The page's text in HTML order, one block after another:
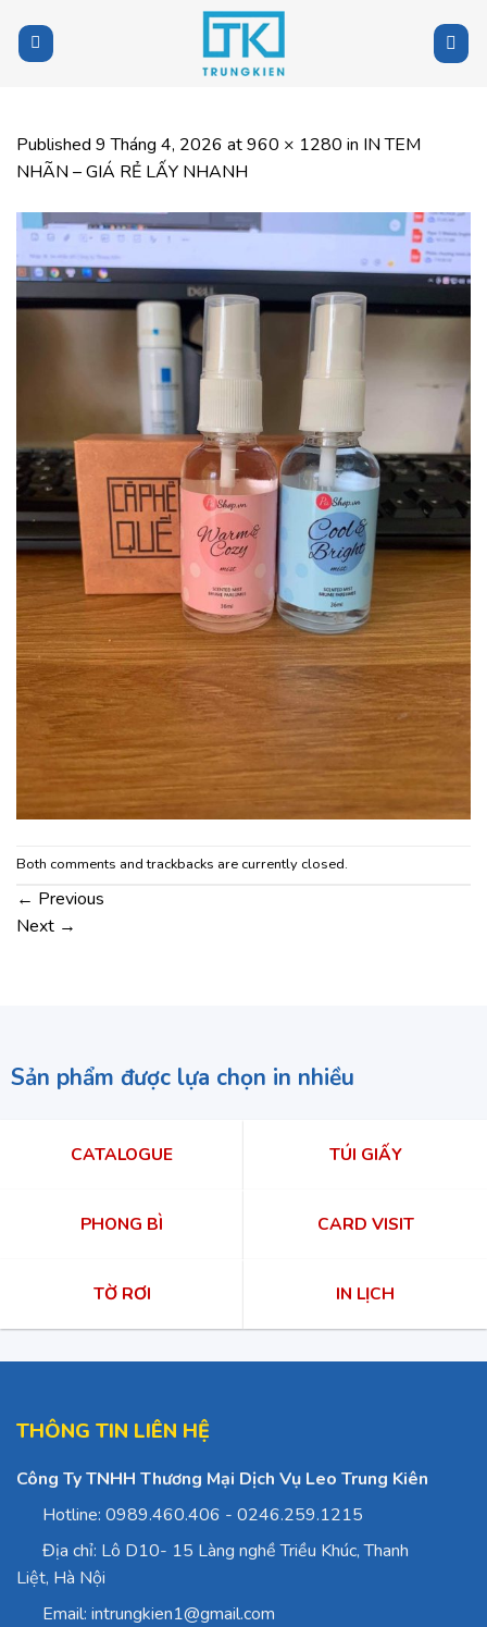
content
Published 9 Tháng 4, 2026 at960 × 1280 in IN TEM
NHÃN – GIÁ RẺ LẤY NHANH
Both comments and trackbacks are currently closed.
← Previous
Next →
Sản phẩm được lựa chọn in nhiều
CATALOGUE TÚI GIẤY
PHONG BÌ CARD VISIT
TỜ RƠI IN LỊCH
THÔNG TIN LIÊN HỆ
Công Ty TNHH Thương Mại Dịch Vụ Leo Trung Kiên
Hotline: 0989.460.406 - 0246.259.1215
Địa chỉ: Lô D10- 15 Làng nghề Triều Khúc, Thanh
Liệt, Hà Nội
Email: intrungkien1@gmail.com